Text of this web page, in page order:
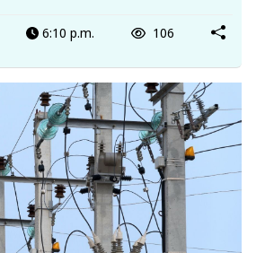
6:10 p.m. 106